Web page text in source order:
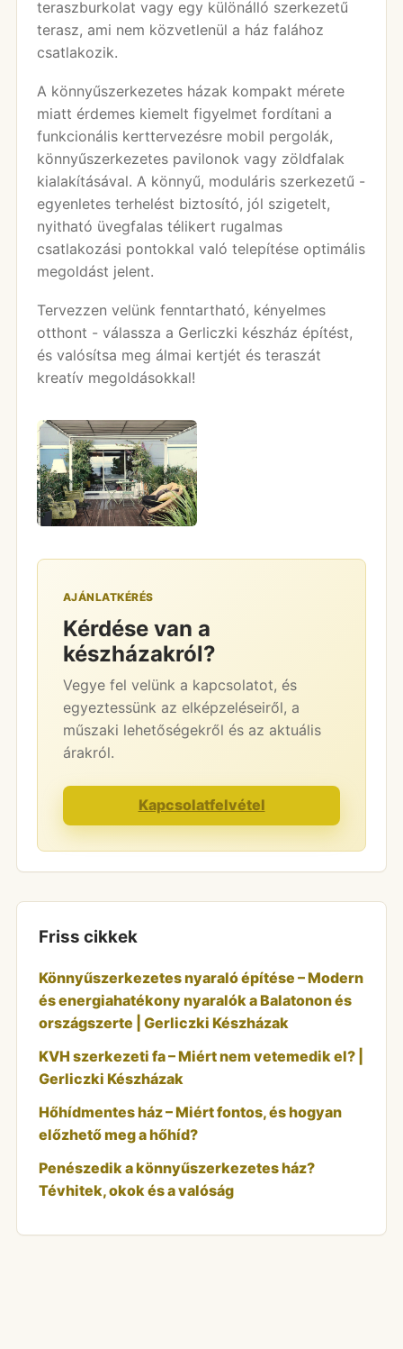
teraszburkolat vagy egy különálló szerkezetű
terasz, ami nem közvetlenül a ház falához
csatlakozik.
A könnyűszerkezetes házak kompakt mérete
miatt érdemes kiemelt figyelmet fordítani a
funkcionális kerttervezésre mobil pergolák,
könnyűszerkezetes pavilonok vagy zöldfalak
kialakításával. A könnyű, moduláris szerkezetű -
egyenletes terhelést biztosító, jól szigetelt,
nyitható üvegfalas télikert rugalmas
csatlakozási pontokkal való telepítése optimális
megoldást jelent.
Tervezzen velünk fenntartható, kényelmes
otthont - válassza a Gerliczki készház építést,
és valósítsa meg álmai kertjét és teraszát
kreatív megoldásokkal!
AJÁNLATKÉRÉS
Kérdése van a
készházakról?
Vegye fel velünk a kapcsolatot, és
egyeztessünk az elképzeléseiről, a
műszaki lehetőségekről és az aktuális
árakról.
Kapcsolatfelvétel
Friss cikkek
Könnyűszerkezetes nyaraló építése – Modern
és energiahatékony nyaralók a Balatonon és
országszerte | Gerliczki Készházak
KVH szerkezeti fa – Miért nem vetemedik el? |
Gerliczki Készházak
Hőhídmentes ház – Miért fontos, és hogyan
előzhető meg a hőhíd?
Penészedik a könnyűszerkezetes ház?
Tévhitek, okok és a valóság